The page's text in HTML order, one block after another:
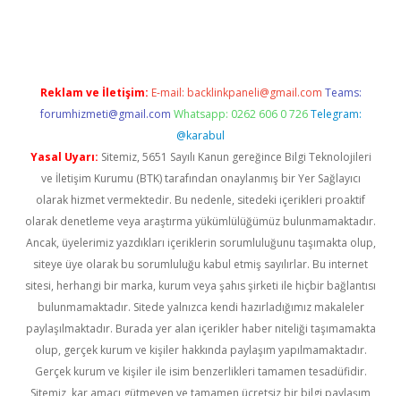
Reklam ve İletişim: E-mail: backlinkpaneli@gmail.com Teams:
forumhizmeti@gmail.com Whatsapp: 0262 606 0 726 Telegram:
@karabul
Yasal Uyarı: Sitemiz, 5651 Sayılı Kanun gereğince Bilgi Teknolojileri
ve İletişim Kurumu (BTK) tarafından onaylanmış bir Yer Sağlayıcı
olarak hizmet vermektedir. Bu nedenle, sitedeki içerikleri proaktif
olarak denetleme veya araştırma yükümlülüğümüz bulunmamaktadır.
Ancak, üyelerimiz yazdıkları içeriklerin sorumluluğunu taşımakta olup,
siteye üye olarak bu sorumluluğu kabul etmiş sayılırlar. Bu internet
sitesi, herhangi bir marka, kurum veya şahıs şirketi ile hiçbir bağlantısı
bulunmamaktadır. Sitede yalnızca kendi hazırladığımız makaleler
paylaşılmaktadır. Burada yer alan içerikler haber niteliği taşımamakta
olup, gerçek kurum ve kişiler hakkında paylaşım yapılmamaktadır.
Gerçek kurum ve kişiler ile isim benzerlikleri tamamen tesadüfidir.
Sitemiz, kar amacı gütmeyen ve tamamen ücretsiz bir bilgi paylaşım